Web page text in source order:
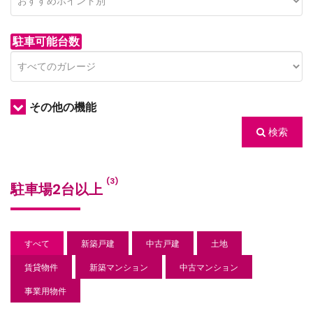
駐車可能台数
その他の機能
検索
駐車場2台以上 (3)
すべて 新築戸建 中古戸建
土地
賃貸物件
新築マンション
中古マンション
事業用物件
top-